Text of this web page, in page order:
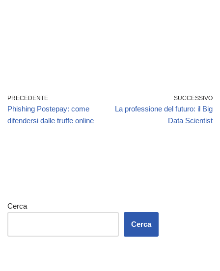
PRECEDENTE
Phishing Postepay: come
difendersi dalle truffe online
SUCCESSIVO
La professione del futuro: il Big
Data Scientist
Cerca
Cerca